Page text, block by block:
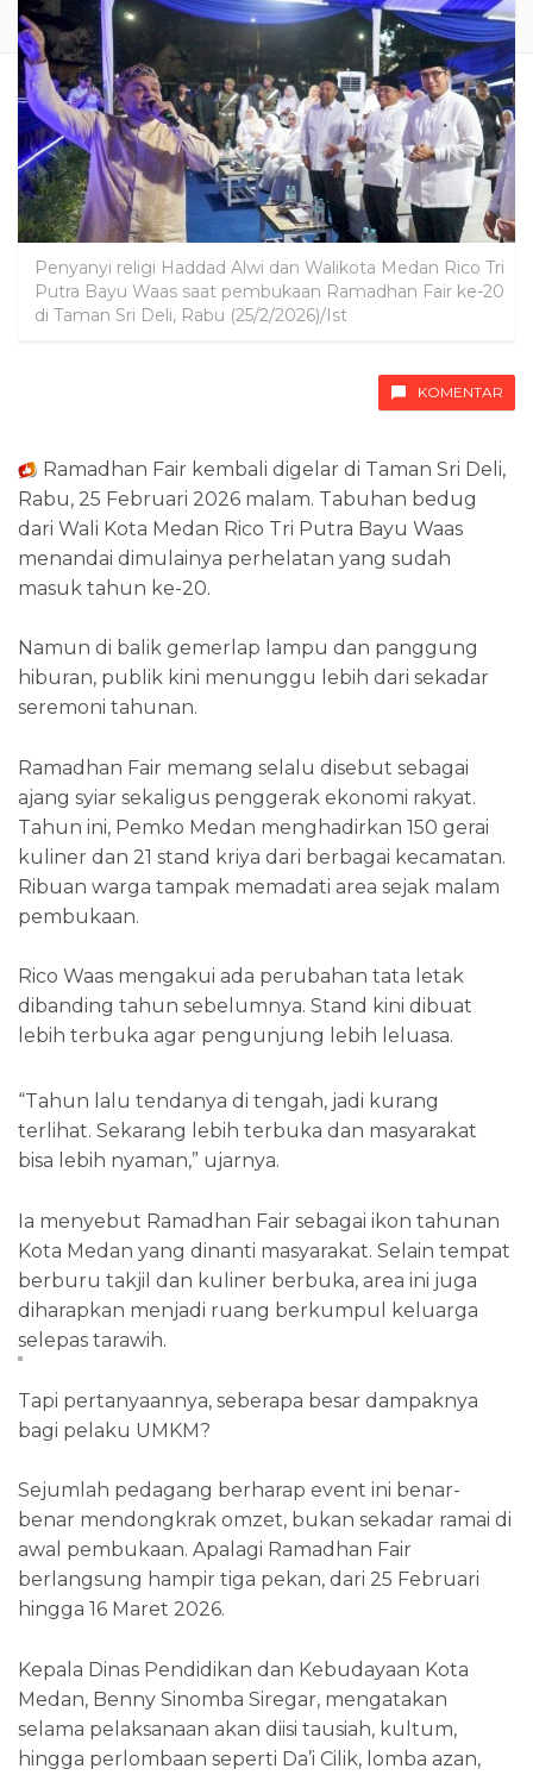
Penyanyi religi Haddad Alwi dan Walikota Medan Rico Tri
Putra Bayu Waas saat pembukaan Ramadhan Fair ke-20
di Taman Sri Deli, Rabu (25/2/2026)/Ist
KOMENTAR
Ramadhan Fair kembali digelar di Taman Sri Deli,
Rabu, 25 Februari 2026 malam. Tabuhan bedug
dari Wali Kota Medan Rico Tri Putra Bayu Waas
menandai dimulainya perhelatan yang sudah
masuk tahun ke-20.
Namun di balik gemerlap lampu dan panggung
hiburan, publik kini menunggu lebih dari sekadar
seremoni tahunan.
Ramadhan Fair memang selalu disebut sebagai
ajang syiar sekaligus penggerak ekonomi rakyat.
Tahun ini, Pemko Medan menghadirkan 150 gerai
kuliner dan 21 stand kriya dari berbagai kecamatan.
Ribuan warga tampak memadati area sejak malam
pembukaan.
Rico Waas mengakui ada perubahan tata letak
dibanding tahun sebelumnya. Stand kini dibuat
lebih terbuka agar pengunjung lebih leluasa.
“Tahun lalu tendanya di tengah, jadi kurang
terlihat. Sekarang lebih terbuka dan masyarakat
bisa lebih nyaman,” ujarnya.
Ia menyebut Ramadhan Fair sebagai ikon tahunan
Kota Medan yang dinanti masyarakat. Selain tempat
berburu takjil dan kuliner berbuka, area ini juga
diharapkan menjadi ruang berkumpul keluarga
selepas tarawih.
Tapi pertanyaannya, seberapa besar dampaknya
bagi pelaku UMKM?
Sejumlah pedagang berharap event ini benar-
benar mendongkrak omzet, bukan sekadar ramai di
awal pembukaan. Apalagi Ramadhan Fair
berlangsung hampir tiga pekan, dari 25 Februari
hingga 16 Maret 2026.
Kepala Dinas Pendidikan dan Kebudayaan Kota
Medan, Benny Sinomba Siregar, mengatakan
selama pelaksanaan akan diisi tausiah, kultum,
hingga perlombaan seperti Da’i Cilik, lomba azan,